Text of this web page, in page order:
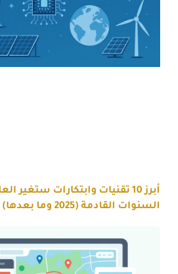
أبرز 10 تقنيات وابتكارات ستغير
السنوات القادمة (2025 وما بعدها)